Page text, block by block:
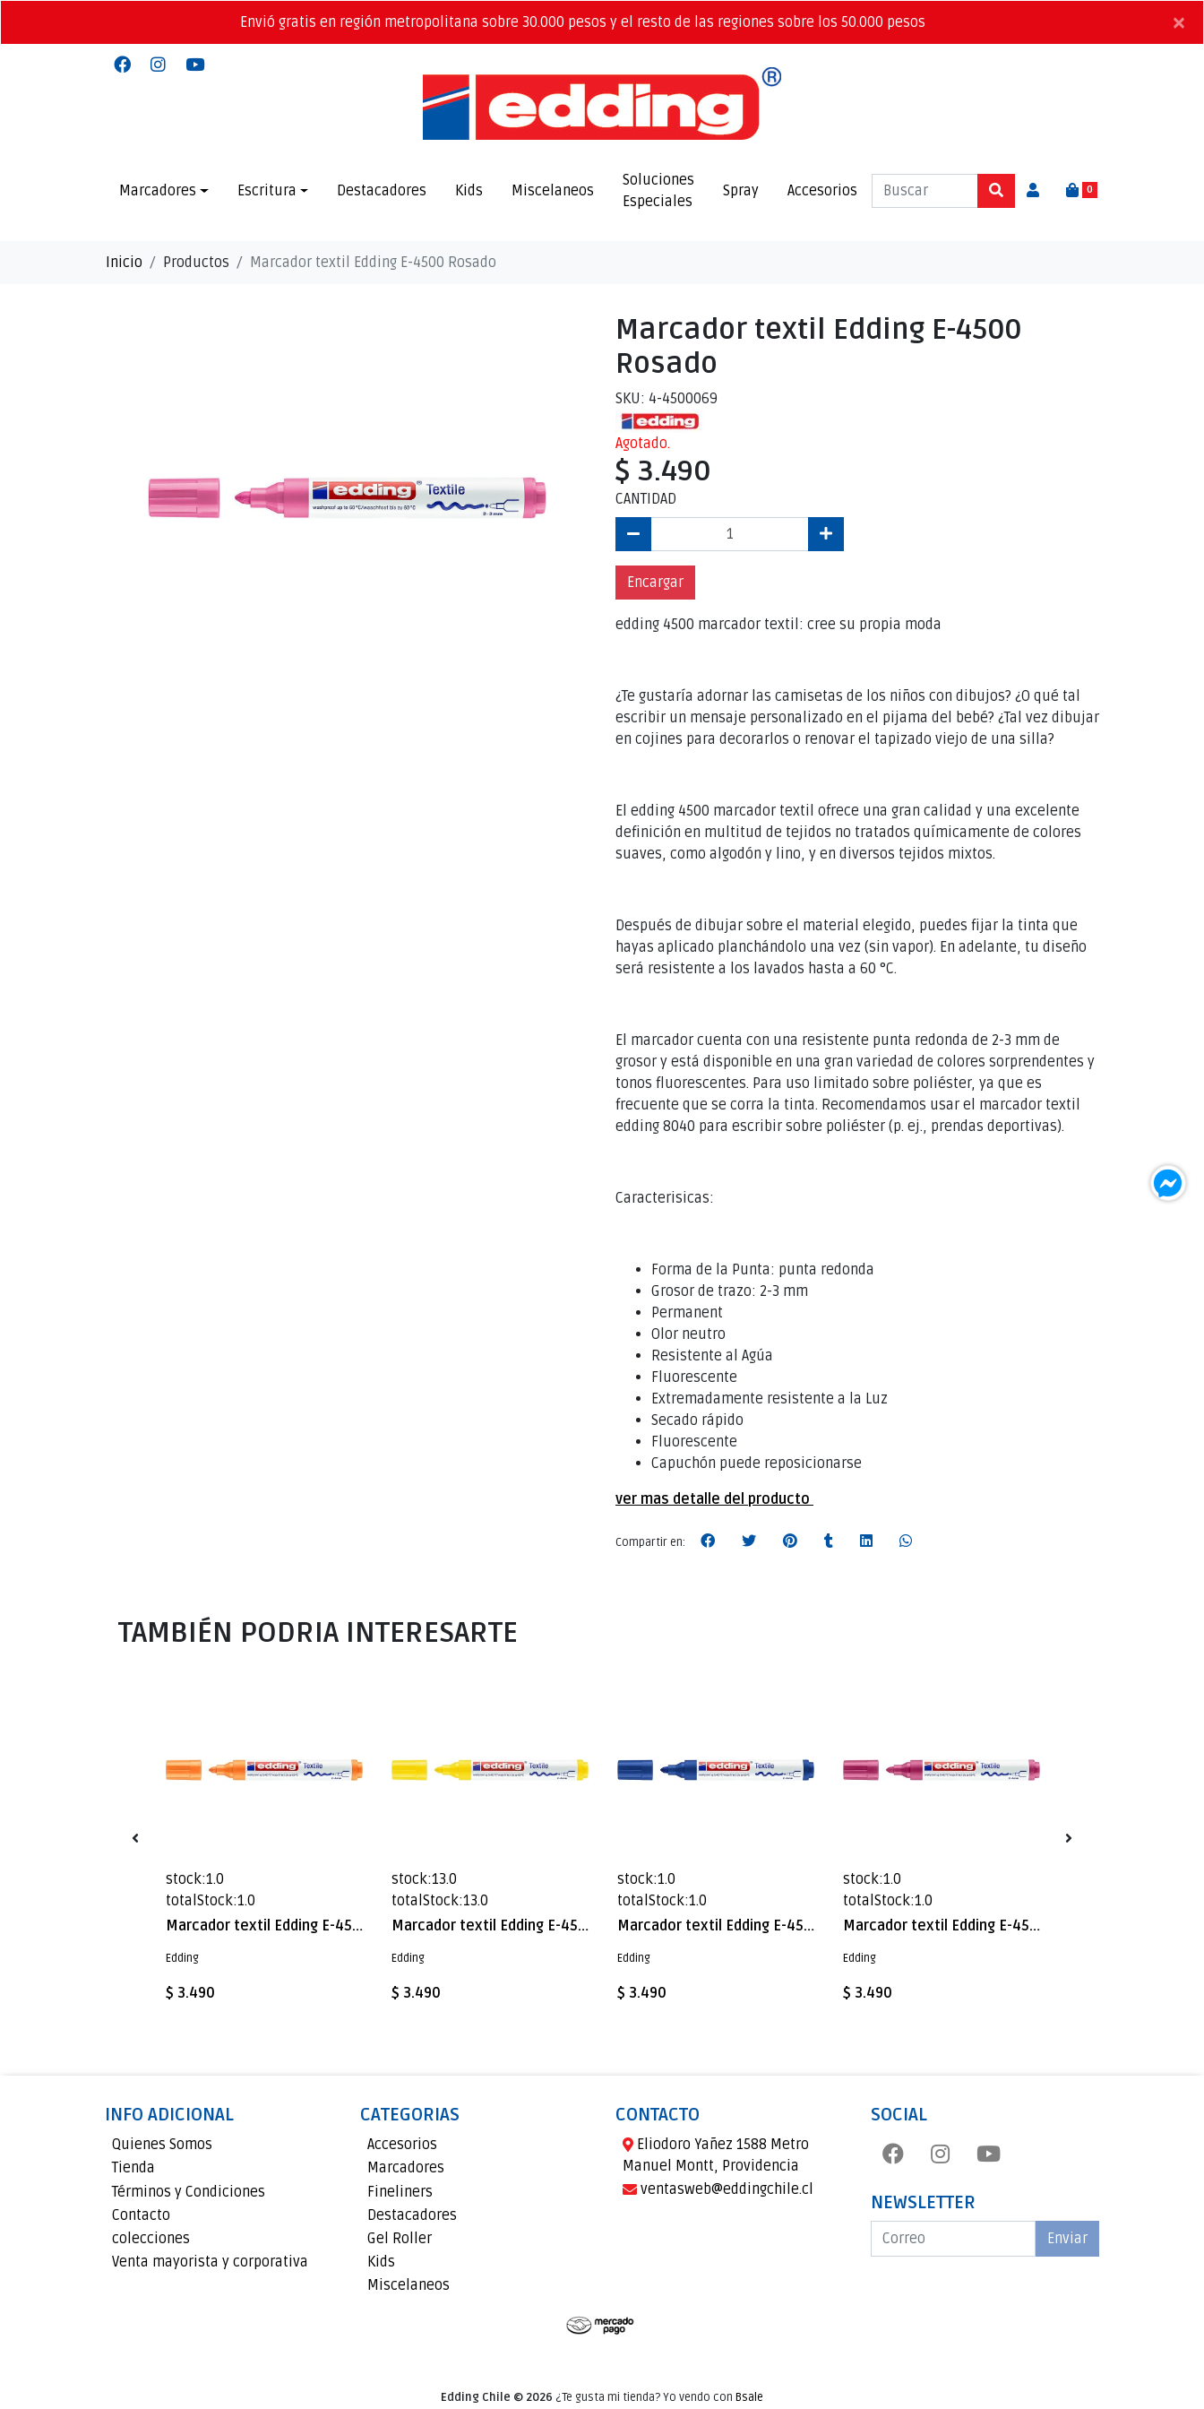
Envió gratis en región metropolitana sobre 30.000 pesos y el resto de las regiones sobre los 50.000 pesos ×
0
Marcadores Escritura Destacadores Kids Miscelaneos
Soluciones
Especiales
Spray Accesorios
Inicio Productos Marcador textil Edding E-4500 Rosado
Marcador textil Edding E-4500
Rosado
SKU: 4-4500069
Agotado.
$ 3.490
CANTIDAD
Encargar
edding 4500 marcador textil: cree su propia moda
¿Te gustaría adornar las camisetas de los niños con dibujos? ¿O qué tal
escribir un mensaje personalizado en el pijama del bebé? ¿Tal vez dibujar
en cojines para decorarlos o renovar el tapizado viejo de una silla?
El edding 4500 marcador textil ofrece una gran calidad y una excelente
definición en multitud de tejidos no tratados químicamente de colores
suaves, como algodón y lino, y en diversos tejidos mixtos.
Después de dibujar sobre el material elegido, puedes fijar la tinta que
hayas aplicado planchándolo una vez (sin vapor). En adelante, tu diseño
será resistente a los lavados hasta a 60 °C.
El marcador cuenta con una resistente punta redonda de 2-3 mm de
grosor y está disponible en una gran variedad de colores sorprendentes y
tonos fluorescentes. Para uso limitado sobre poliéster, ya que es
frecuente que se corra la tinta. Recomendamos usar el marcador textil
edding 8040 para escribir sobre poliéster (p. ej., prendas deportivas).
Caracterisicas:
Forma de la Punta: punta redonda
Grosor de trazo: 2-3 mm
Permanent
Olor neutro
Resistente al Agúa
Fluorescente
Extremadamente resistente a la Luz
Secado rápido
Fluorescente
Capuchón puede reposicionarse
ver mas detalle del producto
Compartir en:
TAMBIÉN PODRIA INTERESARTE
stock:1.0
totalStock:1.0
Marcador textil Edding E-4500 Naranja Fluor
Edding
$ 3.490
stock:13.0
totalStock:13.0
Marcador textil Edding E-4500 Amarillo
Edding
$ 3.490
stock:1.0
totalStock:1.0
Marcador textil Edding E-4500 Azul
Edding
$ 3.490
stock:1.0
totalStock:1.0
Marcador textil Edding E-4500 Carmesi
Edding
$ 3.490
INFO ADICIONAL
Quienes Somos
Tienda
Términos y Condiciones
Contacto
colecciones
Venta mayorista y corporativa
CATEGORIAS
Accesorios
Marcadores
Fineliners
Destacadores
Gel Roller
Kids
Miscelaneos
CONTACTO
Eliodoro Yañez 1588 Metro
Manuel Montt, Providencia
ventasweb@eddingchile.cl
SOCIAL
NEWSLETTER
Enviar
Edding Chile © 2026 ¿Te gusta mi tienda? Yo vendo con Bsale